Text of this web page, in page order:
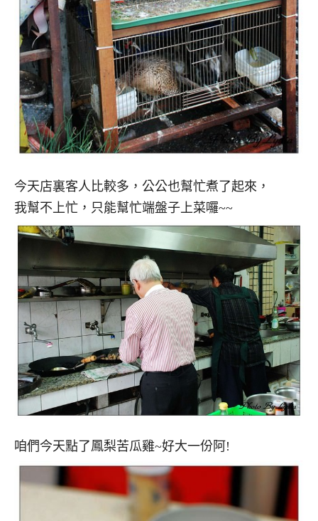
今天店裏客人比較多，公公也幫忙煮了起來，
我幫不上忙，只能幫忙端盤子上菜囉~~
咱們今天點了鳳梨苦瓜雞~好大一份阿!